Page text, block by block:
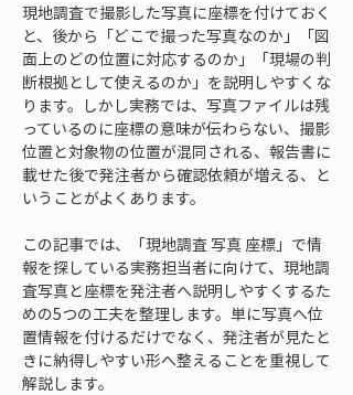
現地調査で撮影した写真に座標を付けておく
と、後から「どこで撮った写真なのか」「図
面上のどの位置に対応するのか」「現場の判
断根拠として使えるのか」を説明しやすくな
ります。しかし実務では、写真ファイルは残
っているのに座標の意味が伝わらない、撮影
位置と対象物の位置が混同される、報告書に
載せた後で発注者から確認依頼が増える、と
いうことがよくあります。
この記事では、「現地調査 写真 座標」で情
報を探している実務担当者に向けて、現地調
査写真と座標を発注者へ説明しやすくするた
めの5つの工夫を整理します。単に写真へ位
置情報を付けるだけでなく、発注者が見たと
きに納得しやすい形へ整えることを重視して
解説します。